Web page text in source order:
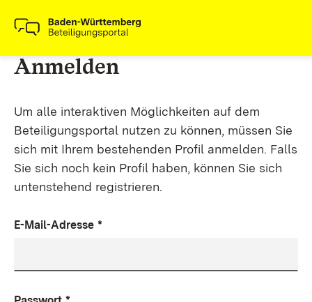
Anmelden
Um alle interaktiven Möglichkeiten auf dem
Beteiligungsportal nutzen zu können, müssen Sie
sich mit Ihrem bestehenden Profil anmelden. Falls
Sie sich noch kein Profil haben, können Sie sich
untenstehend registrieren.
E-Mail-Adresse *